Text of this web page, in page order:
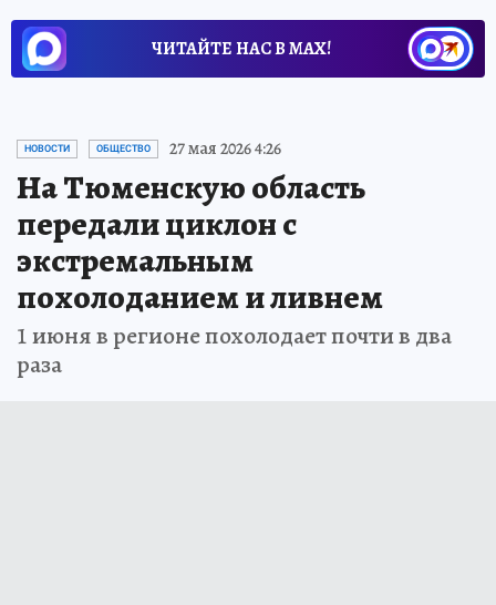
ЧИТАЙТЕ НАС В МАХ!
НОВОСТИ ОБЩЕСТВО 27 мая 2026 4:26
На Тюменскую область
передали циклон с
экстремальным
похолоданием и ливнем
1 июня в регионе похолодает почти в два
раза